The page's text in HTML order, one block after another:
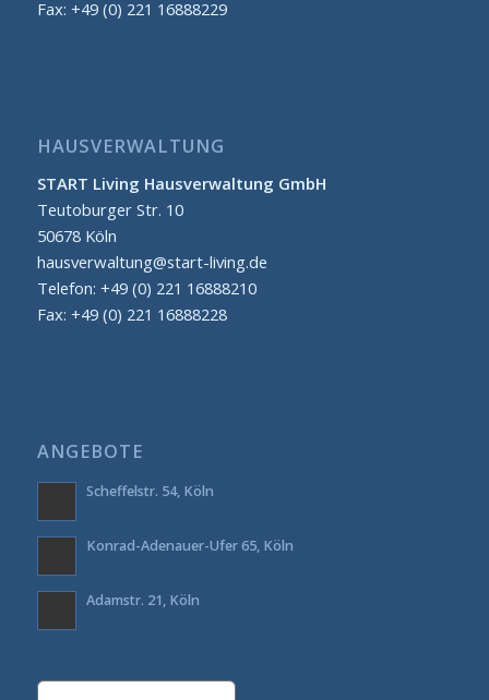
Fax: +49 (0) 221 16888229
HAUSVERWALTUNG
START Living Hausverwaltung GmbH
Teutoburger Str. 10
50678 Köln
hausverwaltung@start-living.de
Telefon: +49 (0) 221 16888210
Fax: +49 (0) 221 16888228
ANGEBOTE
Scheffelstr. 54, Köln
Konrad-Adenauer-Ufer 65, Köln
Adamstr. 21, Köln